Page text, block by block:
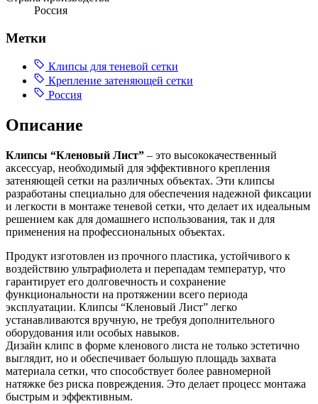
Россия
Метки
Клипсы для теневой сетки
Крепление затеняющей сетки
Россия
Описание
Клипсы “Кленовый Лист” – это высококачественный
аксессуар, необходимый для эффективного крепления
затеняющей сетки на различных объектах. Эти клипсы
разработаны специально для обеспечения надежной фиксации
и легкости в монтаже теневой сетки, что делает их идеальным
решением как для домашнего использования, так и для
применения на профессиональных объектах.
Продукт изготовлен из прочного пластика, устойчивого к
воздействию ультрафиолета и перепадам температур, что
гарантирует его долговечность и сохранение
функциональности на протяжении всего периода
эксплуатации. Клипсы “Кленовый Лист” легко
устанавливаются вручную, не требуя дополнительного
оборудования или особых навыков.
Дизайн клипс в форме кленового листа не только эстетично
выглядит, но и обеспечивает большую площадь захвата
материала сетки, что способствует более равномерной
натяжке без риска повреждения. Это делает процесс монтажа
быстрым и эффективным.